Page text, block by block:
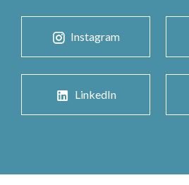
Instagram
LinkedIn